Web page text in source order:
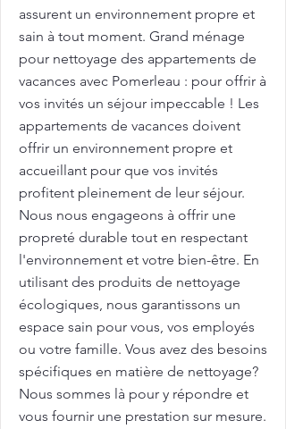
assurent un environnement propre et
sain à tout moment. Grand ménage
pour nettoyage des appartements de
vacances avec Pomerleau : pour offrir à
vos invités un séjour impeccable ! Les
appartements de vacances doivent
offrir un environnement propre et
accueillant pour que vos invités
profitent pleinement de leur séjour.
Nous nous engageons à offrir une
propreté durable tout en respectant
l'environnement et votre bien-être. En
utilisant des produits de nettoyage
écologiques, nous garantissons un
espace sain pour vous, vos employés
ou votre famille. Vous avez des besoins
spécifiques en matière de nettoyage?
Nous sommes là pour y répondre et
vous fournir une prestation sur mesure.